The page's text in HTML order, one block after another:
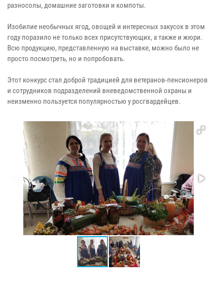
разносолы, домашние заготовки и компоты.
Изобилие необычных ягод, овощей и интересных закусок в этом
году поразило не только всех присутствующих, а также и жюри.
Всю продукцию, представленную на выставке, можно было не
просто посмотреть, но и попробовать.
Этот конкурс стал доброй традицией для ветеранов-пенсионеров
и сотрудников подразделений вневедомственной охраны и
неизменно пользуется популярностью у росгвардейцев.